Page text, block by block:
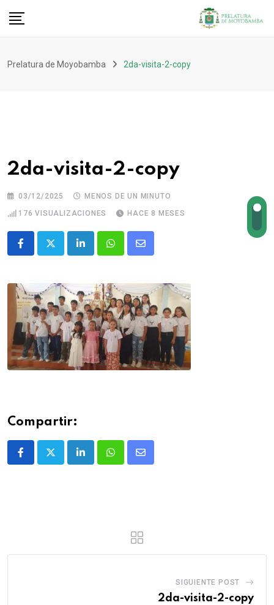
Prelatura de Moyobamba 2da-visita-2-copy
2da-visita-2-copy
03/12/2025
MENOS DE UN MINUTO
176 VISUALIZACIONES HACE 8 MESES
Compartir:
SIGUIENTE POST
2da-visita-2-copy